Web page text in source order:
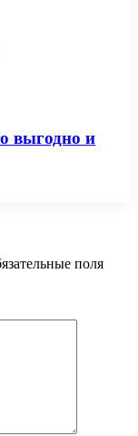
выгодно и
поля